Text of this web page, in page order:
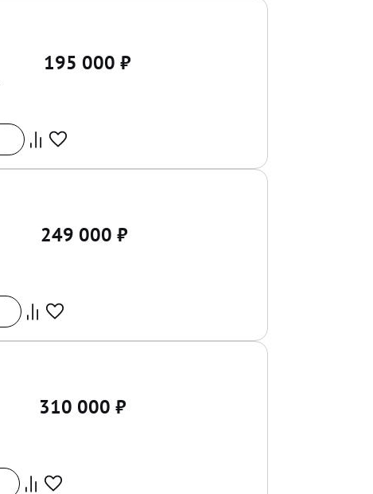
195 000 ₽
249 000 ₽
310 000 ₽